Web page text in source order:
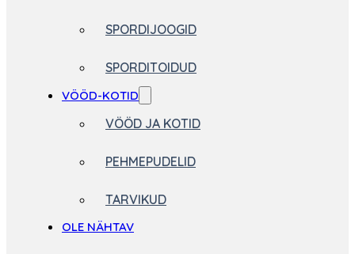
SPORDIJOOGID
SPORDITOIDUD
VÖÖD-KOTID
VÖÖD JA KOTID
PEHMEPUDELID
TARVIKUD
OLE NÄHTAV